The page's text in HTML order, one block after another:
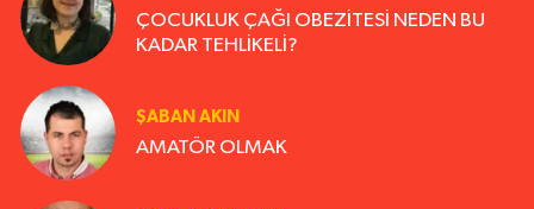
ÇOCUKLUK ÇAĞI OBEZİTESİ NEDEN BU
KADAR TEHLİKELİ?
ŞABAN AKIN
AMATÖR OLMAK